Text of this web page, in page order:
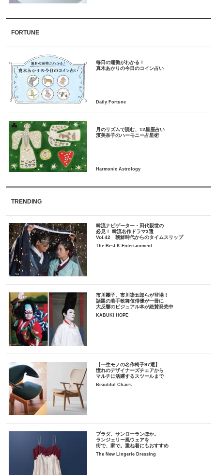
FORTUNE
毎日の運勢がわかる！
月のリズムで読む、12星座占い
TRENDING
韓流ナビゲーター・田代親世の
必見！ 韓流名作ドラマ3選
Vol.42 朝鮮時代からのタイムスリップ
The Best K-Entertainment
市川團子、市川染五郎らが登場！
話題の若手歌舞伎俳優が一冊に
大反響のビジュアル本が絶賛発売中
KABUKI HOPE
【一生モノの名作椅子97選】
憧れのデザイナーズチェアから
マルチに活躍するスツールまで
Beautiful Chairs
プラダ、サンローランほか。
ランジェリー風ウェアを
街で、家で。重ね着にもおすすめ
The New Lingerie Dressing